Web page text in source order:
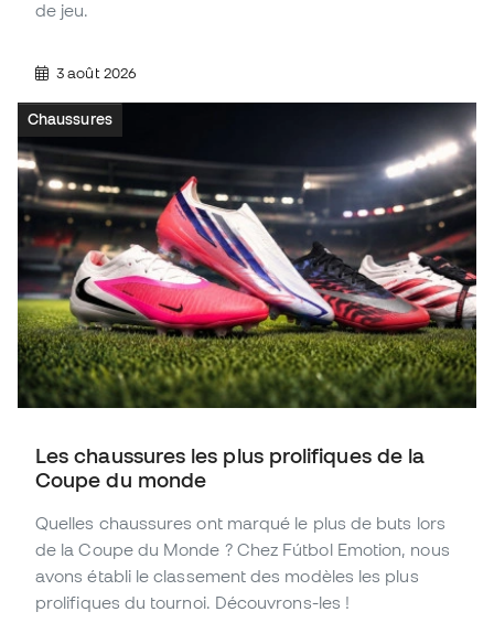
de jeu.
3 août 2026
Chaussures
Les chaussures les plus prolifiques de la
Coupe du monde
Quelles chaussures ont marqué le plus de buts lors
de la Coupe du Monde ? Chez Fútbol Emotion, nous
avons établi le classement des modèles les plus
prolifiques du tournoi. Découvrons-les !